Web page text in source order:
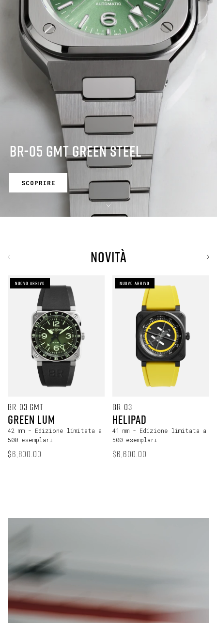
BR-05 GMT GREEN STEEL
SCOPRIRE
Indietro NOVITÀ
NUOVO ARRIVO
BR-03 GMT
Green Lum
42 mm - Edizione limitata a
500 esemplari
Prezzo normale
$6,800.00
NUOVO ARRIVO
BR-03
Helipad
41 mm - Edizione limitata a
500 esemplari
Prezzo normale
$6,600.00